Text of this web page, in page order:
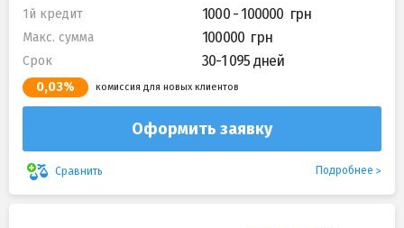
1й кредит 1000 - 100000
Макс. сумма 100000
Срок 30-1 095 дней
0,03% комиссия для новых клиентов
Оформить заявку
Сравнить Подробнее